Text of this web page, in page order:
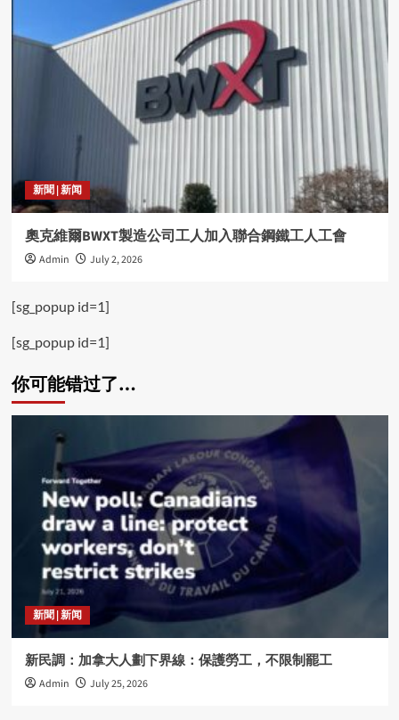
新聞 | 新闻
奧克維爾BWXT製造公司工人加入聯合鋼鐵工人工會
Admin July 2, 2026
[sg_popup id=1]
[sg_popup id=1]
你可能错过了…
新聞 | 新闻
新民調：加拿大人劃下界線：保護勞工，不限制罷工
Admin July 25, 2026